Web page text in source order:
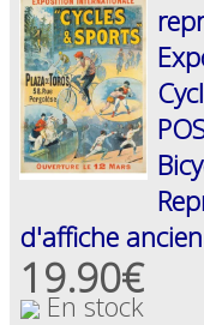
d'affiche
19.90€
En stock